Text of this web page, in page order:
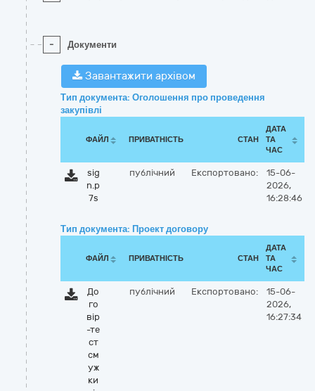
- Документи
Завантажити архівом
Тип документа: Оголошення про проведення
закупівлі
ФАЙЛ ПРИВАТНІСТЬ СТАН
ДАТА
ТА
ЧАС
sig
n.p
7s
публічний Експортовано:
15-06-
2026,
16:28:46
Тип документа: Проект договору
ФАЙЛ ПРИВАТНІСТЬ СТАН
ДАТА
ТА
ЧАС
До
го
вір
-те
ст
см
уж
ки
публічний Експортовано:
15-06-
2026,
16:27:34